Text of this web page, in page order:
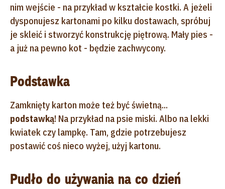
nim wejście - na przykład w kształcie kostki. A jeżeli
dysponujesz kartonami po kilku dostawach, spróbuj
je skleić i stworzyć konstrukcję piętrową. Mały pies -
a już na pewno kot - będzie zachwycony.
Podstawka
Zamknięty karton może też być świetną...
podstawką! Na przykład na psie miski. Albo na lekki
kwiatek czy lampkę. Tam, gdzie potrzebujesz
postawić coś nieco wyżej, użyj kartonu.
Pudło do używania na co dzień